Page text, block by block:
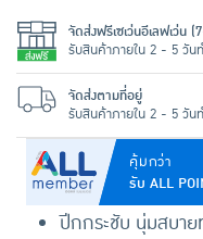
คุ้มกว่า
รับ ALL
ปีกกระชับ นุ่มสบาย
จัดส่งฟรีเซเว่นอีเลฟเว่น
รับสินค้าภายใน 2 - 5 วันท
จัดส่งตามที่อยู่
รับสินค้าภายใน 2 - 5 วันท